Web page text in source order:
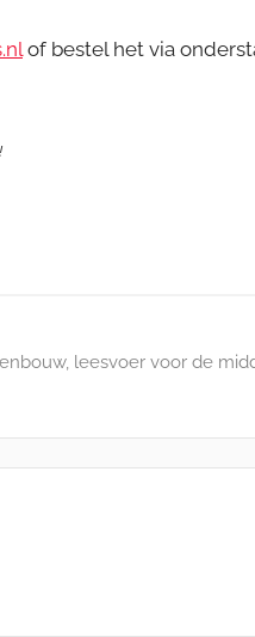
of bestel het via
, leesvoer voor de